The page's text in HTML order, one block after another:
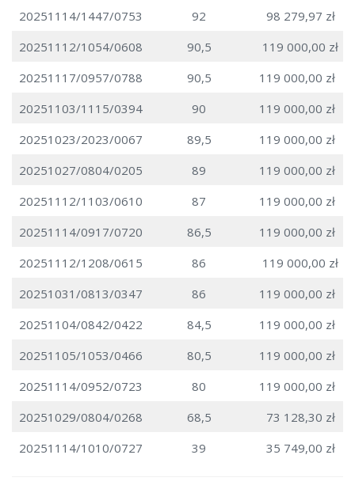
20251114/1447/0753
92
98 279,97 zł
20251112/1054/0608
90,5
119 000,00 zł
20251117/0957/0788
90,5
119 000,00 zł
20251103/1115/0394
90
119 000,00 zł
20251023/2023/0067
89,5
119 000,00 zł
20251027/0804/0205
89
119 000,00 zł
20251112/1103/0610
87
119 000,00 zł
20251114/0917/0720
86,5
119 000,00 zł
20251112/1208/0615
86
119 000,00 zł
20251031/0813/0347
86
119 000,00 zł
20251104/0842/0422
84,5
119 000,00 zł
20251105/1053/0466
80,5
119 000,00 zł
20251114/0952/0723
80
119 000,00 zł
20251029/0804/0268
68,5
73 128,30 zł
20251114/1010/0727
39 35 749,00 zł